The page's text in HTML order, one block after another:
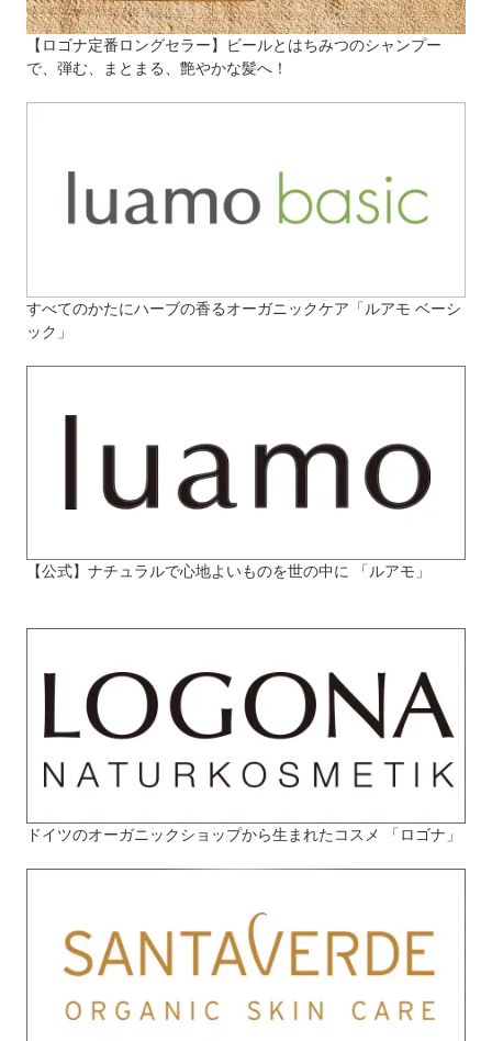
【ロゴナ定番ロングセラー】ビールとはちみつのシャンプー
で、弾む、まとまる、艶やかな髪へ！
すべてのかたにハーブの香るオーガニックケア「ルアモ ベーシ
ック」
【公式】ナチュラルで心地よいものを世の中に 「ルアモ」
ドイツのオーガニックショップから生まれたコスメ 「ロゴナ」